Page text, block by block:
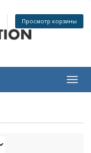
Просмотр корзины